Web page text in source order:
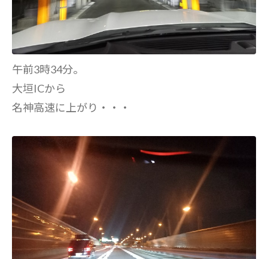
午前3時34分。
大垣ICから
名神高速に上がり・・・